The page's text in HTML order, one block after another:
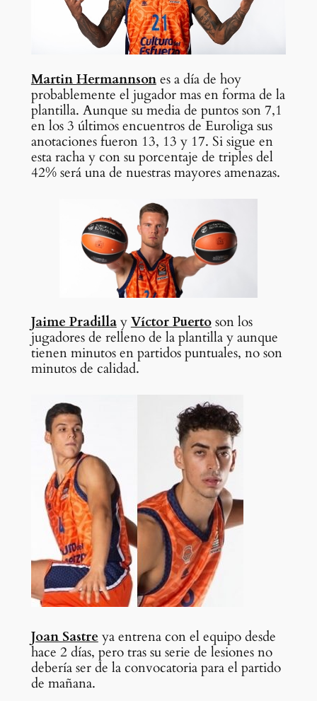
Martin Hermannsones a día de hoy
probablemente el jugador mas en forma de la
plantilla. Aunque su media de puntos son 7,1
en los 3 últimos encuentros de Euroliga sus
anotaciones fueron 13, 13 y 17. Si sigue en
esta racha y con su porcentaje de triples del
42% será una de nuestras mayores amenazas.
Jaime PradillayVíctor Puertoson los
jugadores de relleno de la plantilla y aunque
tienen minutos en partidos puntuales, no son
minutos de calidad.
Joan Sastre ya entrena con el equipo desde
hace 2 días, pero tras su serie de lesiones no
debería ser de la convocatoria para el partido
de mañana.